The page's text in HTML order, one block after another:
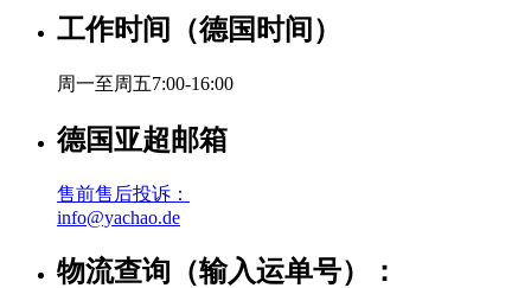
工作时间（德国时间）
周一至周五7:00-16:00
德国亚超邮箱
售前售后投诉：
info@yachao.de
物流查询（输入运单号）：